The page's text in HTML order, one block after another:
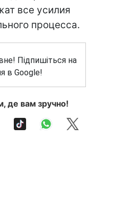
все усилия
процесса.
Підпишіться на
в Google!
де вам зручно!